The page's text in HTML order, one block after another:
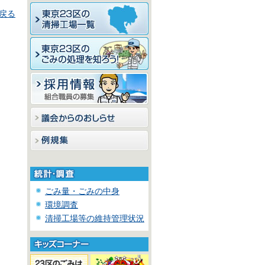
る
ごみ量・ごみの中身
環境調査
清掃工場等の維持管理状況